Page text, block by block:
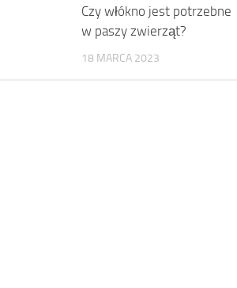
Czy włókno jest potrzebne
w paszy zwierząt?
18 MARCA 2023